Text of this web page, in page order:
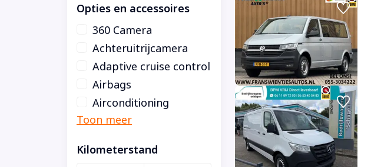
Opties en accessoires
360 Camera
Achteruitrijcamera
Adaptive cruise control
Airbags
Airconditioning
Kilometerstand